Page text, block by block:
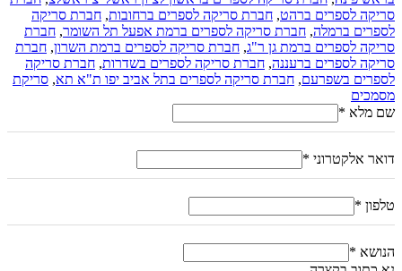
סריקה לספרים ברהט, חברת סריקה לספרים ברחובות, חברת סריקה
לספרים ברמלה, חברת סריקה לספרים ברמת אפעל תל השומר, חברת
סריקה לספרים ברמת גן ר"ג, חברת סריקה לספרים ברמת השרון, חברת
סריקה לספרים ברעננה, חברת סריקה לספרים בשדרות, חברת סריקה
לספרים בשפרעם, חברת סריקה לספרים בתל אביב יפו ת"א תא, סריקת
מסמכים
שם מלא *
דואר אלקטרוני *
טלפון *
הנושא *